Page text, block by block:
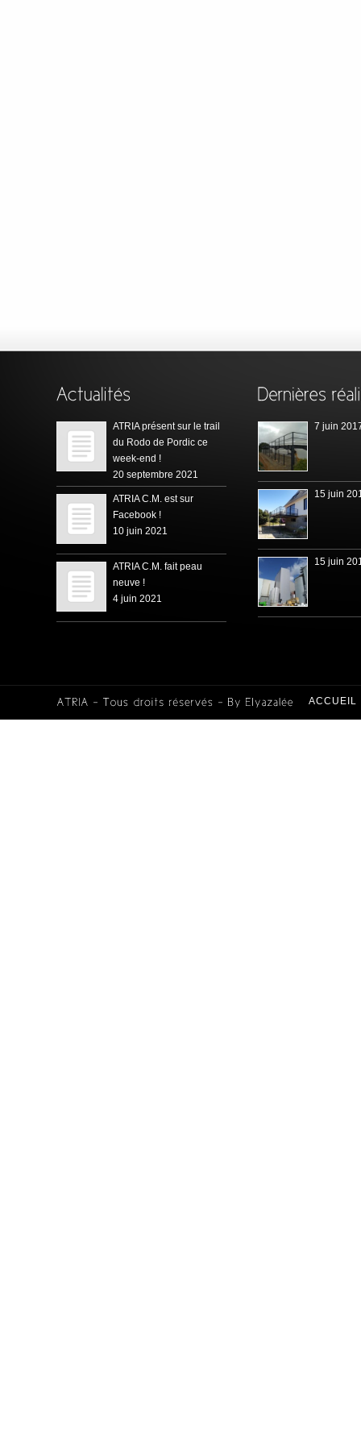
ATRIA présent sur le trail
du Rodo de Pordic ce
week-end !
20 septembre 2021
ATRIA C.M. est sur
Facebook !
10 juin 2021
ATRIA C.M. fait peau
neuve !
4 juin 2021
7 juin
15 juin
15 juin
ACCUEIL